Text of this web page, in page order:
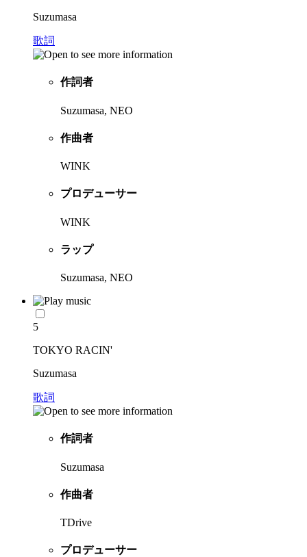
Suzumasa
歌詞
作詞者
Suzumasa, NEO
作曲者
WINK
プロデューサー
WINK
ラップ
Suzumasa, NEO
5
TOKYO RACIN'
Suzumasa
歌詞
作詞者
Suzumasa
作曲者
TDrive
プロデューサー